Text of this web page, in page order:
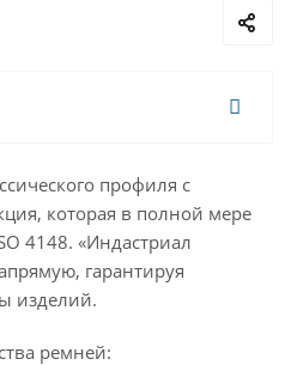
профиля с
которая в полной мере
4148. «Индастриал
гарантируя
изделий.
ремней: